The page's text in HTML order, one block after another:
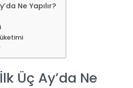
Ne Yapılır?
Üç Ay’da Ne